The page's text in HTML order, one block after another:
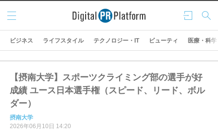
ログ
イン
検索
メニ
ュー
ビジネス ライフスタイル テクノロジー・IT ビューティ 医療・科学
【摂南大学】スポーツクライミング部の選手が好
成績 ユース日本選手権（スピード、リード、ボル
ダー）
摂南大学
2026年06月10日 14:20